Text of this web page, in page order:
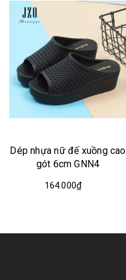
Dép nhựa nữ đế xuồng cao
gót 6cm GNN4
164.000₫